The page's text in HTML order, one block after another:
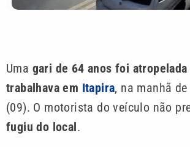
Uma gari de 64 anos foi
trabalhava em Itapira, na manhã
(09). O motorista do veículo não
fugiu do local.